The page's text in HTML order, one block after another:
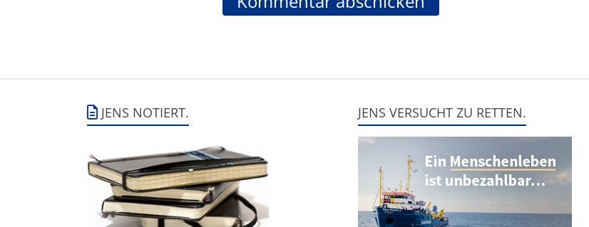
JENS NOTIERT. JENS VERSUCHT ZU RETTEN.